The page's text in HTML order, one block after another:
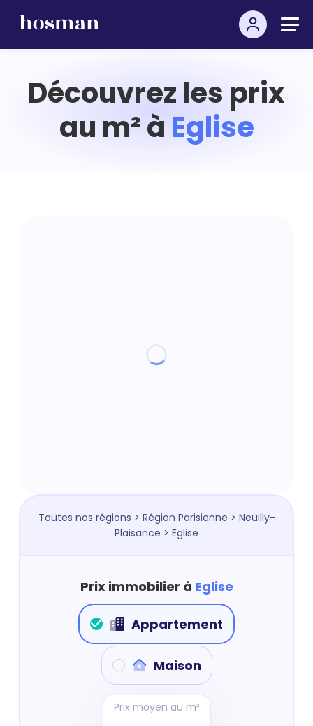
Découvrez les prix
au m² à Eglise
Toutes nos régions > Région Parisienne > Neuilly-
Plaisance > Eglise
Prix immobilier à Eglise
Appartement
Maison
Prix moyen au m²